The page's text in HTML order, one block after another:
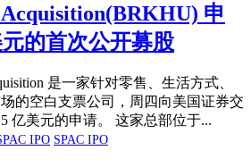
申
的首次公开募股
是一家针对零售、生活方式、
的空白支票公司，周四向美国证券交
亿美元的申请。 这家总部位于...
IPO SPAC IPO